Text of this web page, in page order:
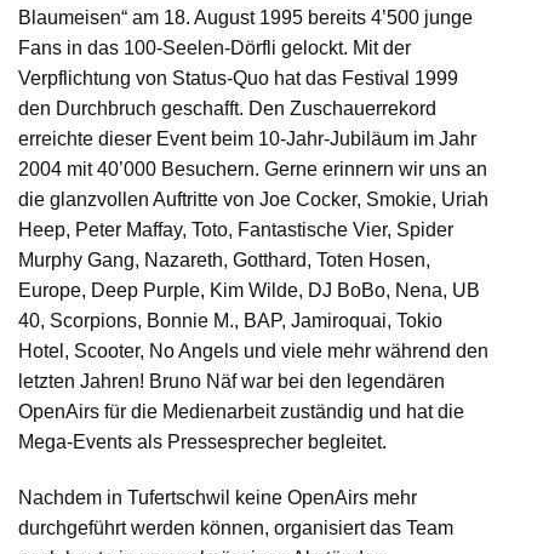
Blaumeisen“ am 18. August 1995 bereits 4’500 junge
Fans in das 100-Seelen-Dörfli gelockt. Mit der
Verpflichtung von Status-Quo hat das Festival 1999
den Durchbruch geschafft. Den Zuschauerrekord
erreichte dieser Event beim 10-Jahr-Jubiläum im Jahr
2004 mit 40’000 Besuchern. Gerne erinnern wir uns an
die glanzvollen Auftritte von Joe Cocker, Smokie, Uriah
Heep, Peter Maffay, Toto, Fantastische Vier, Spider
Murphy Gang, Nazareth, Gotthard, Toten Hosen,
Europe, Deep Purple, Kim Wilde, DJ BoBo, Nena, UB
40, Scorpions, Bonnie M., BAP, Jamiroquai, Tokio
Hotel, Scooter, No Angels und viele mehr während den
letzten Jahren! Bruno Näf war bei den legendären
OpenAirs für die Medienarbeit zuständig und hat die
Mega-Events als Pressesprecher begleitet.
Nachdem in Tufertschwil keine OpenAirs mehr
durchgeführt werden können, organisiert das Team